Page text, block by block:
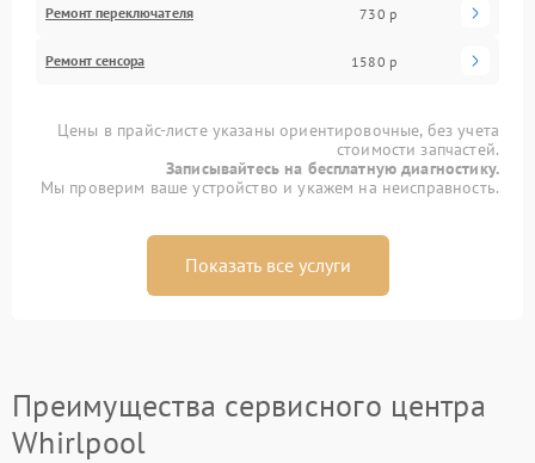
Ремонт переключателя 730 р
Ремонт сенсора 1580 р
Цены в прайс-листе указаны ориентировочные, без учета
стоимости запчастей.
Записывайтесь на бесплатную диагностику.
Мы проверим ваше устройство и укажем на неисправность.
Показать все услуги
Преимущества сервисного центра
Whirlpool